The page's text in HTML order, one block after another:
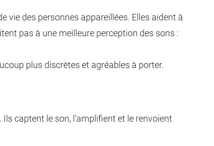
vie des personnes appareillées. Elles aident à
pas à une meilleure perception des sons :
plus discrètes et agréables à porter.
. Ils captent le son, l’amplifient et le renvoient